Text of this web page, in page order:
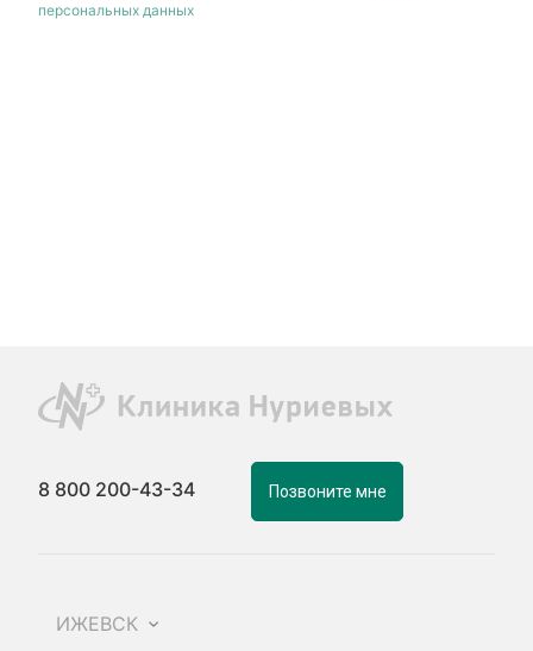
персональных данных
8 800 200-43-34 Позвоните мне
ИЖЕВСК